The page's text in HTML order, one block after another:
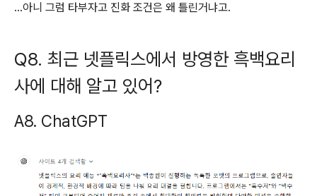
…아니 그럼 타부자고 진화 조건은 왜 틀린거냐고.
Q8. 최근 넷플릭스에서 방영한 흑백요리
사에 대해 알고 있어?
A8. ChatGPT